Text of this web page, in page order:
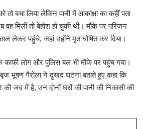
बचा लिया लेकिन पानी में आकांक्षा का कहीं पता
मिली तो बेहोश हो चुकी थी। मौके पर परिजन
लेकर पहुंचे, जहां उहोंने मृत घोषित कर दिया।
लोग और पुलिस बल भी मौके पर पहुंच गया।
बृज भूषण गैरोला ने दुखद घटना बताते हुए कहा कि
जद में है, उन दोनों घरों की पानी की निकासी की